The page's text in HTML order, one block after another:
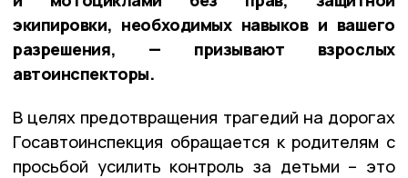
экипировки, необходимых навыков и вашего
разрешения, — призывают взрослых
автоинспекторы.
В целях предотвращения трагедий на дорогах
Госавтоинспекция обращается к родителям с
просьбой усилить контроль за детьми – это